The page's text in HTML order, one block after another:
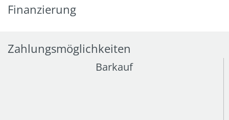
Finanzierung
Zahlungsmöglichkeiten
Barkauf